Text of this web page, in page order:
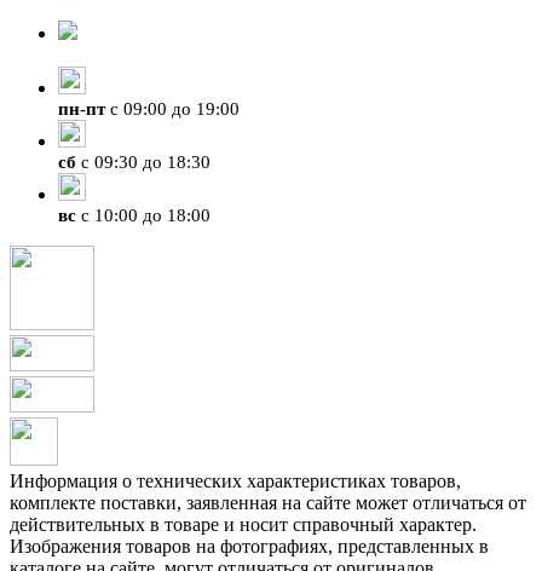
пн-птс 09:00 до 19:00
сб с 09:30 до 18:30
вс с 10:00 до 18:00
Информация о технических характеристиках товаров,
комплекте поставки, заявленная на сайте может отличаться от
действительных в товаре и носит справочный характер.
Изображения товаров на фотографиях, представленных в